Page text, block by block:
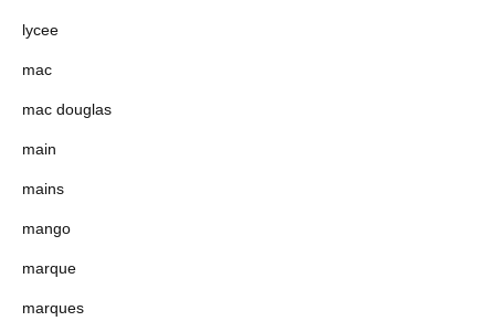
lycee
mac
mac douglas
main
mains
mango
marque
marques